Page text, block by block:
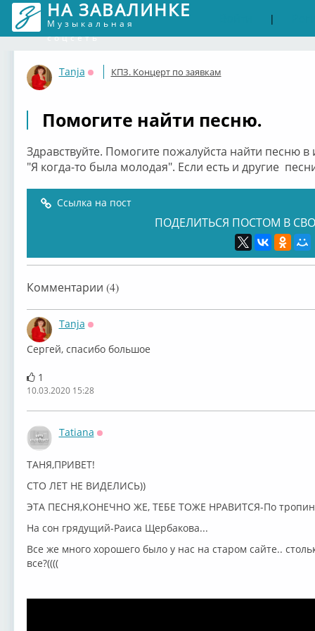
НА ЗАВАЛИНКЕ
Музыкальная
соцсеть
|
Tanja
Оффлайн
КПЗ. Концерт по заявкам
Помогите найти песню.
Здравствуйте. Помогите пожалуйста найти песню
"Я когда-то была молодая". Если есть и другие
Ссылка на пост
ПОДЕЛИТЬСЯ ПОСТОМ В
Комментарии (4)
Tanja
Сергей, спасибо большое
1
10.03.2020 15:28
Tatiana
ТАНЯ,ПРИВЕТ!
СТО ЛЕТ НЕ ВИДЕЛИСЬ))
ЭТА ПЕСНЯ,КОНЕЧНО ЖЕ, ТЕБЕ ТОЖЕ НРАВИТСЯ-По
На сон грядущий-Раиса Щербакова...
Все же много хорошего было у нас на старом сайте..
все?((((